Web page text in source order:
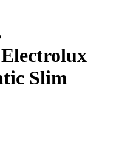
Slim